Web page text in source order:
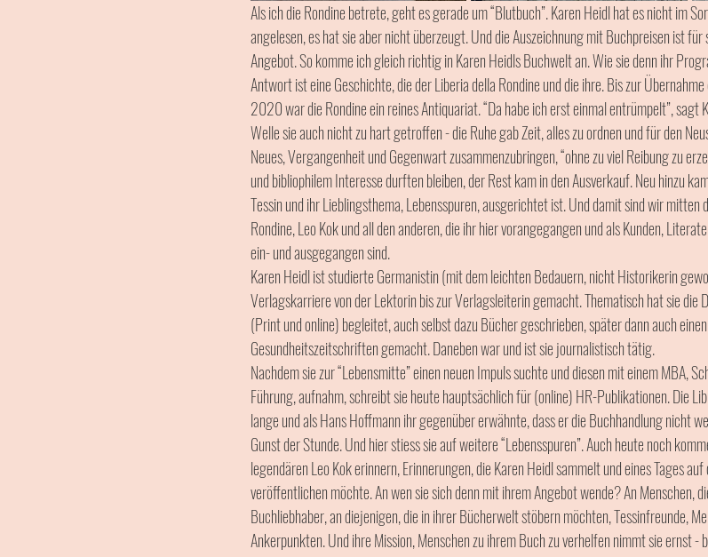
Als ich die Rondine betrete, geht es gerade um “Blutbuch”. Karen Heidl hat es nicht im
angelesen, es hat sie aber nicht überzeugt. Und die Auszeichnung mit Buchpreisen ist
Angebot. So komme ich gleich richtig in Karen Heidls Buchwelt an. Wie sie denn ihr
Antwort ist eine Geschichte, die der Liberia della Rondine und die ihre. Bis zur
2020 war die Rondine ein reines Antiquariat. “Da habe ich erst einmal entrümpelt”, sagt
Welle sie auch nicht zu hart getroffen - die Ruhe gab Zeit, alles zu ordnen und für den
Neues, Vergangenheit und Gegenwart zusammenzubringen, “ohne zu viel Reibung zu
und bibliophilem Interesse durften bleiben, der Rest kam in den Ausverkauf. Neu hinzu
Tessin und ihr Lieblingsthema, Lebensspuren, ausgerichtet ist. Und damit sind wir mitten
Rondine, Leo Kok und all den anderen, die ihr hier vorangegangen und als Kunden,
ein- und ausgegangen sind.
Karen Heidl ist studierte Germanistin (mit dem leichten Bedauern, nicht Historikerin
Verlagskarriere von der Lektorin bis zur Verlagsleiterin gemacht. Thematisch hat sie die
(Print und online) begleitet, auch selbst dazu Bücher geschrieben, später dann auch
Gesundheitszeitschriften gemacht. Daneben war und ist sie journalistisch tätig.
Nachdem sie zur “Lebensmitte” einen neuen Impuls suchte und diesen mit einem MBA,
Führung, aufnahm, schreibt sie heute hauptsächlich für (online) HR-Publikationen. Die
lange und als Hans Hoffmann ihr gegenüber erwähnte, dass er die Buchhandlung nicht
Gunst der Stunde. Und hier stiess sie auf weitere “Lebensspuren”. Auch heute noch
legendären Leo Kok erinnern, Erinnerungen, die Karen Heidl sammelt und eines Tages
veröffentlichen möchte. An wen sie sich denn mit ihrem Angebot wende? An Menschen,
Buchliebhaber, an diejenigen, die in ihrer Bücherwelt stöbern möchten, Tessinfreunde,
Ankerpunkten. Und ihre Mission, Menschen zu ihrem Buch zu verhelfen nimmt sie ernst -